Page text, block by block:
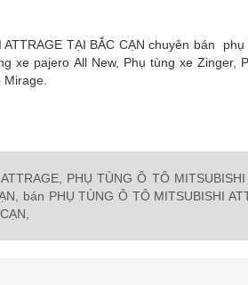
TẠI BẮC CẠN chuyên bán
xe pajero All New, Phụ tùng xe Zinger,
Mirage.
PHỤ TÙNG Ô TÔ
bán PHỤ TÙNG Ô TÔ MITSUBISHI